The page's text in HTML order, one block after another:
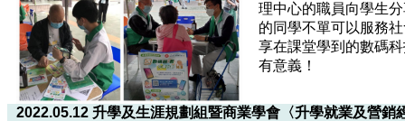
理中心的職員向學生
的同學不單可以服務
享在課堂學到的數碼
有意義！
2022.05.12 升學及生涯規劃組暨商業學會〈升學就業及營銷